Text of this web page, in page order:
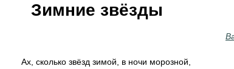
Зимние звёзды
Ах, сколько звёзд зимой, в ночи морозной,